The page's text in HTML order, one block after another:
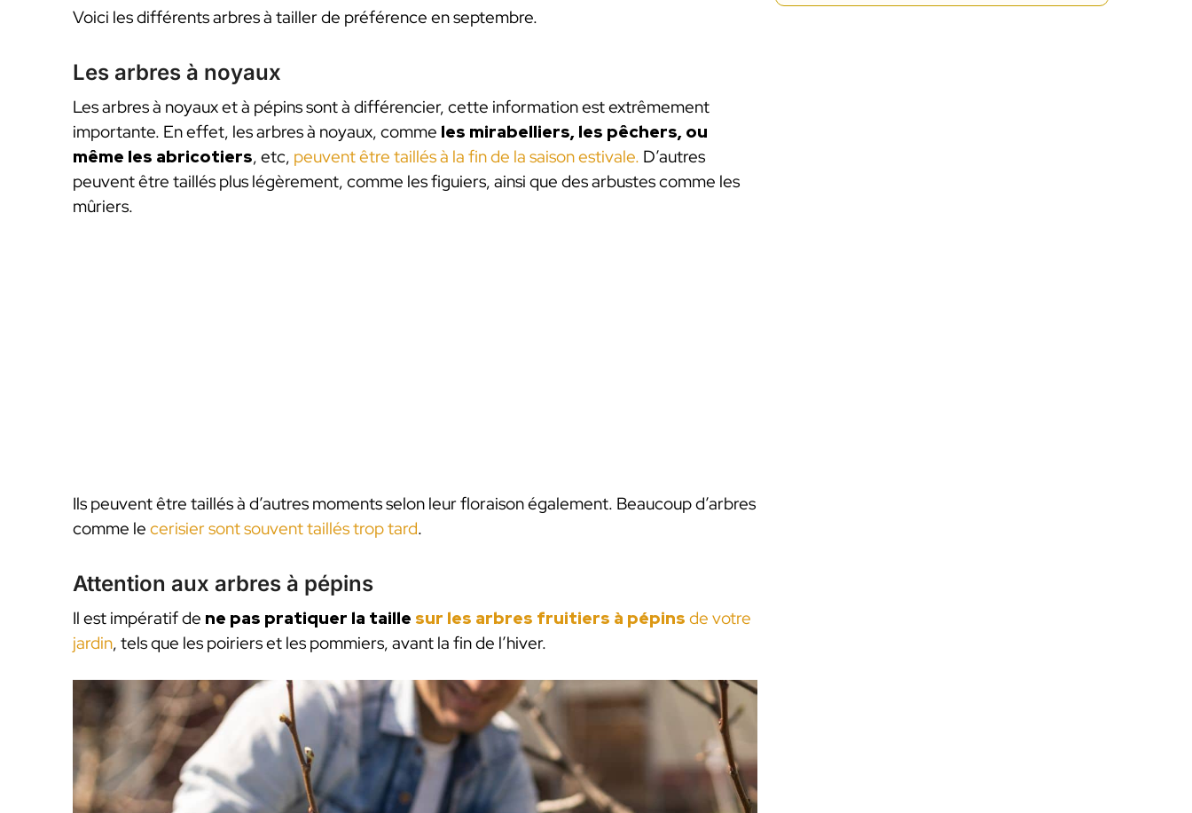
Voici les différents arbres à tailler de préférence en septembre.
Les arbres à noyaux
Les arbres à noyaux et à pépins sont à différencier, cette information est extrêmement
importante. En effet, les arbres à noyaux, comme les mirabelliers, les pêchers, ou
même les abricotiers, etc, peuvent être taillés à la fin de la saison estivale. D’autres
peuvent être taillés plus légèrement, comme les figuiers, ainsi que des arbustes comme les
mûriers.
Ils peuvent être taillés à d’autres moments selon leur floraison également. Beaucoup d’arbres
comme le cerisier sont souvent taillés trop tard.
Attention aux arbres à pépins
Il est impératif de ne pas pratiquer la taille sur les arbres fruitiers à pépins de votre
jardin, tels que les poiriers et les pommiers, avant la fin de l’hiver.